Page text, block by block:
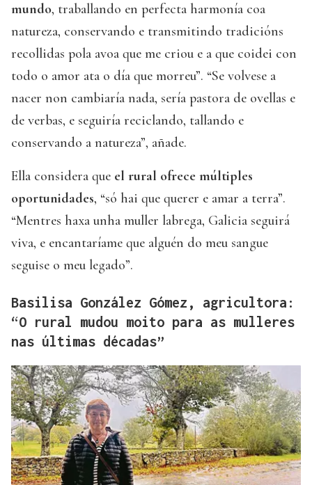
mundo, traballando en perfecta harmonía coa
natureza, conservando e transmitindo tradicións
recollidas pola avoa que me criou e a que coidei con
todo o amor ata o día que morreu”. “Se volvese a
nacer non cambiaría nada, sería pastora de ovellas e
de verbas, e seguiría reciclando, tallando e
conservando a natureza”, añade.
Ella considera que el rural ofrece múltiples
oportunidades, “só hai que querer e amar a terra”.
“Mentres haxa unha muller labrega, Galicia seguirá
viva, e encantaríame que alguén do meu sangue
seguise o meu legado”.
Basilisa González Gómez, agricultora:
“O rural mudou moito para as mulleres
nas últimas décadas”